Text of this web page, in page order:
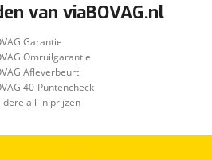
van viaBOVAG.nl
Garantie
Omruilgarantie
Afleverbeurt
40-Puntencheck
all-in prijzen